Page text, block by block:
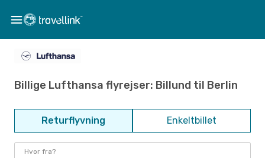
Billige Lufthansa flyrejser: Billund til Berlin
Returflyvning Enkeltbillet
Hvor fra?